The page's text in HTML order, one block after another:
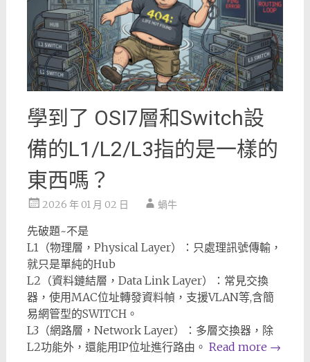
學到了 OSI7層和Switch設
備的L1/L2/L3指的是一樣的
東西嗎？
2026 年 01 月 02 日 蝸牛
先破題~不是
L1（物理層，Physical Layer）：只處理訊號傳輸，
就只是單純的Hub
L2（資料鏈結層，Data Link Layer）：常見交換
器，使用MAC位址轉發資料幀，支援VLAN等,含簡
易網管型的SWITCH。
L3（網路層，Network Layer）：多層交換器，除
L2功能外，還能用IP位址進行路由。 Read more →